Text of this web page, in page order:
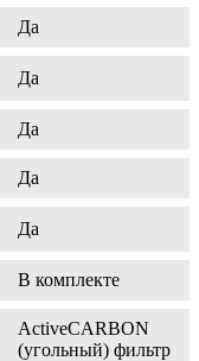
Да
Да
Да
Да
Да
В комплекте
ActiveCARBON
(угольный) фильтр